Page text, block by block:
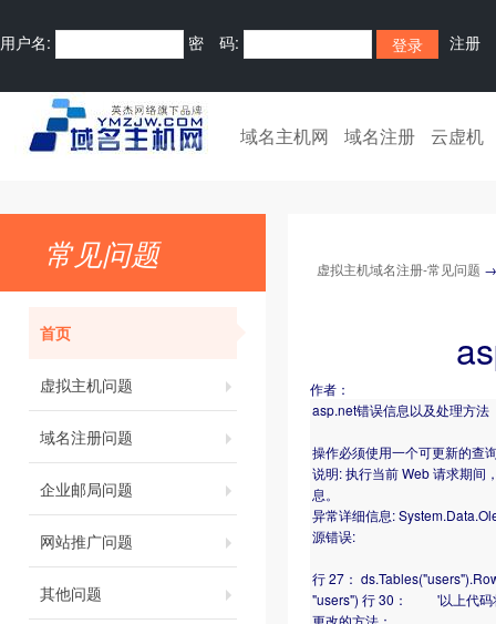
用户名: 密 码: 注册
域名主机网 域名注册 云虚机
常见问题
首页
虚拟主机问题
域名注册问题
企业邮局问题
网站推广问题
其他问题
虚拟主机域名注册-常见问题
作者：
asp.net错误信息以及处理方法
操作必须使用一个可更新的查
说明: 执行当前 Web 请求期间
息。
异常详细信息:
源错误:
行 27：
"users") 行 30： '以上代码
更改的方法：